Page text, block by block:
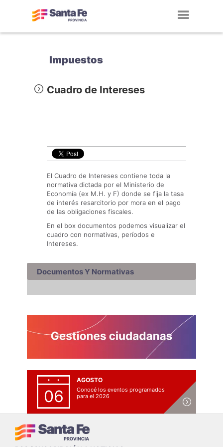
Impuestos
Cuadro de Intereses
El Cuadro de Intereses contiene toda la
normativa dictada por el Ministerio de
Economía (ex M.H. y F) donde se fija la tasa
de interés resarcitorio por mora en el pago
de las obligaciones fiscales.
En el box documentos podemos visualizar el
cuadro con normativas, períodos e
Intereses.
Documentos Y Normativas
06
AGOSTO
Conocé los eventos programados
para el 2026